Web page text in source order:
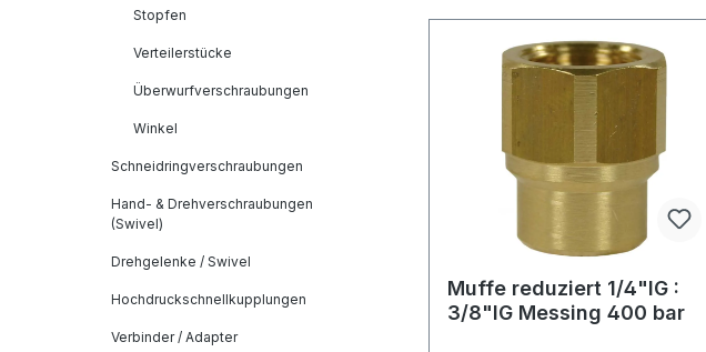
Stopfen
Verteilerstücke
Überwurfverschraubungen
Winkel
Schneidringverschraubungen
Hand- & Drehverschraubungen
(Swivel)
Drehgelenke / Swivel
Hochdruckschnellkupplungen
Verbinder / Adapter
Muffe reduziert 1/4"IG :
3/8"IG Messing 400 bar